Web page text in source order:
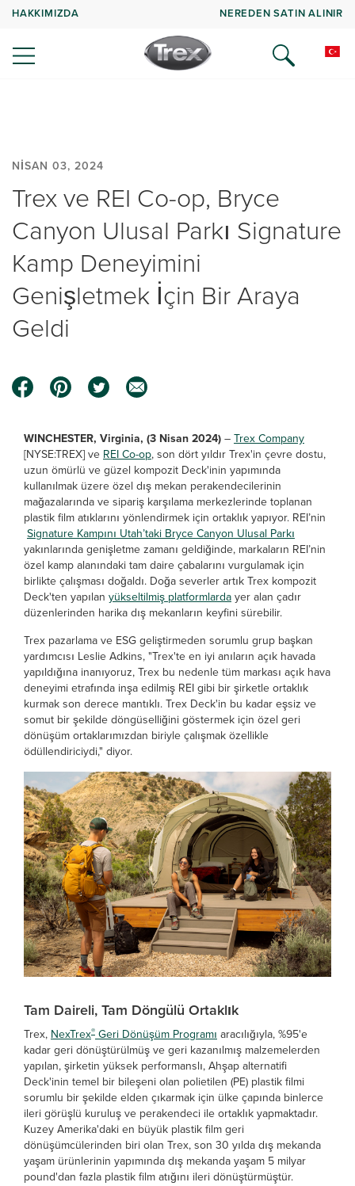
HAKKIMIZDA NEREDEN SATIN ALINIR
NISAN 03, 2024
Trex ve REI Co-op, Bryce
Canyon Ulusal Parkı Signature
Kamp Deneyimini
Genişletmek İçin Bir Araya
Geldi
WINCHESTER, Virginia, (3 Nisan 2024) –Trex Company
[NYSE:TREX] ve REI Co-op, son dört yıldır Trex'in çevre dostu,
uzun ömürlü ve güzel kompozit Deck'inin yapımında
kullanılmak üzere özel dış mekan perakendecilerinin
mağazalarında ve sipariş karşılama merkezlerinde toplanan
plastik film atıklarını yönlendirmek için ortaklık yapıyor. REI’nin
Signature Kampını Utah’taki Bryce Canyon Ulusal Parkı
yakınlarında genişletme zamanı geldiğinde, markaların REI’nin
özel kamp alanındaki tam daire çabalarını vurgulamak için
birlikte çalışması doğaldı. Doğa severler artık Trex kompozit
Deck'ten yapılan yükseltilmiş platformlardayer alan çadır
düzenlerinden harika dış mekanların keyfini sürebilir.
Trex pazarlama ve ESG geliştirmeden sorumlu grup başkan
yardımcısı Leslie Adkins, "Trex'te en iyi anıların açık havada
yapıldığına inanıyoruz, Trex bu nedenle tüm markası açık hava
deneyimi etrafında inşa edilmiş REI gibi bir şirketle ortaklık
kurmak son derece mantıklı. Trex Deck'in bu kadar eşsiz ve
somut bir şekilde döngüselliğini göstermek için özel geri
dönüşüm ortaklarımızdan biriyle çalışmak özellikle
ödüllendiriciydi," diyor.
Tam Daireli, Tam Döngülü Ortaklık
Trex, NexTrex® Geri Dönüşüm Programı aracılığıyla, %95'e
kadar geri dönüştürülmüş ve geri kazanılmış malzemelerden
yapılan, şirketin yüksek performanslı, Ahşap alternatifi
Deck'inin temel bir bileşeni olan polietilen (PE) plastik filmi
sorumlu bir şekilde elden çıkarmak için ülke çapında binlerce
ileri görüşlü kuruluş ve perakendeci ile ortaklık yapmaktadır.
Kuzey Amerika'daki en büyük plastik film geri
dönüşümcülerinden biri olan Trex, son 30 yılda dış mekanda
yaşam ürünlerinin yapımında dış mekanda yaşam 5 milyar
pound'dan fazla plastik film atığını ileri dönüştürmüştür.